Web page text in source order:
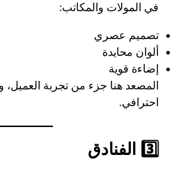
في المولات والمكاتب:
تصميم عصري
ألوان محايدة
إضاءة قوية
المصعد هنا جزء من تجربة
احترافي.
3️⃣ الفنادق